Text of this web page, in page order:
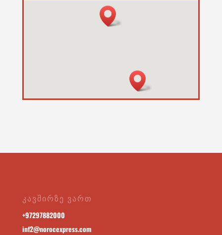
ᲙᲐᲕᲨᲘᲠᲖᲔ ᲕᲐᲠᲗ
+97297882000
inf2@norocexpress.com